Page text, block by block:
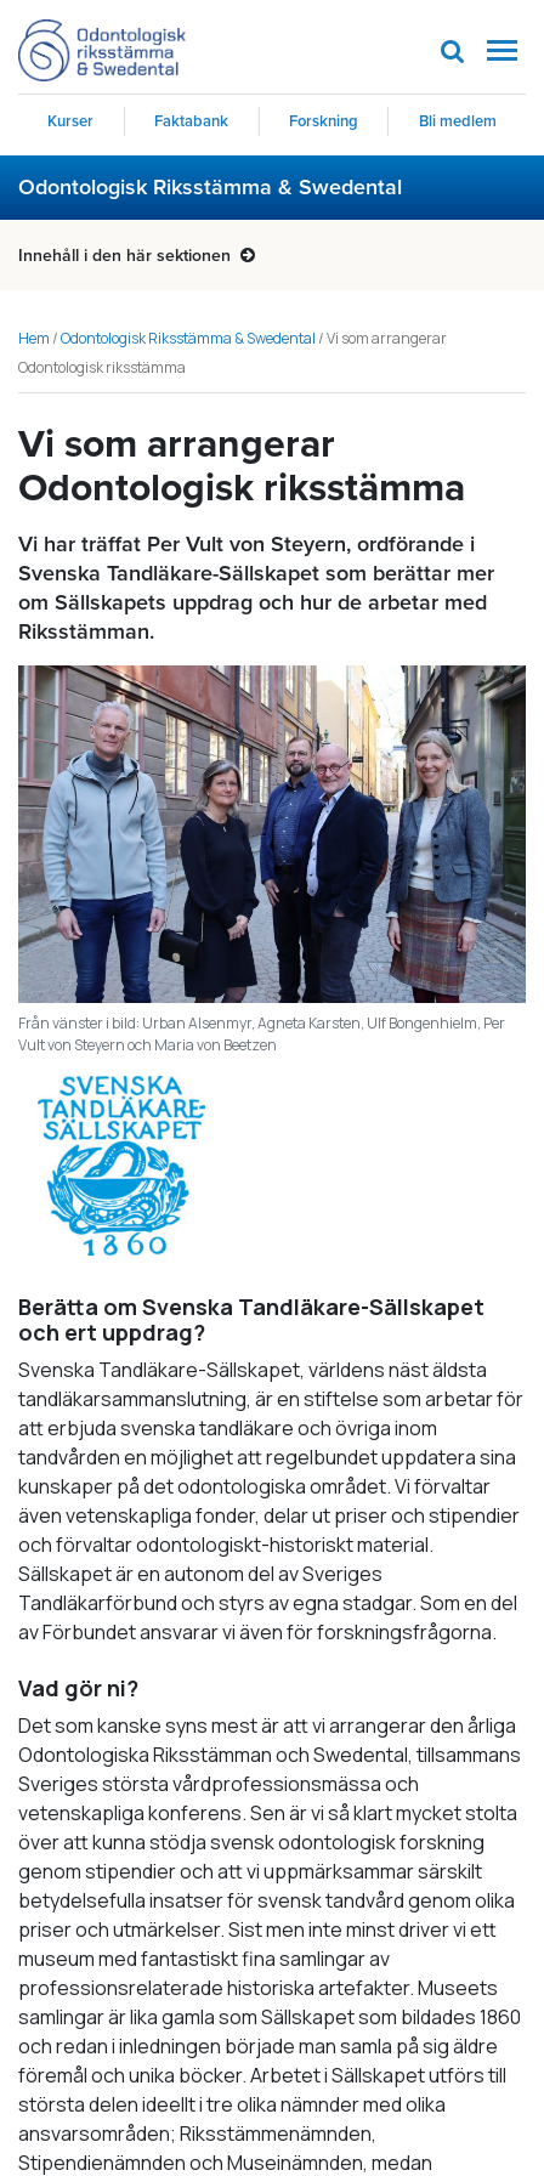
Kurser Faktabank Forskning Bli medlem
Odontologisk Riksstämma & Swedental
Innehåll i den här sektionen
Hem /Odontologisk Riksstämma & Swedental /Vi som arrangerar
Odontologisk riksstämma
Vi som arrangerar
Odontologisk riksstämma
Vi har träffat Per Vult von Steyern, ordförande i
Svenska Tandläkare-Sällskapet som berättar mer
om Sällskapets uppdrag och hur de arbetar med
Riksstämman.
Från vänster i bild: Urban Alsenmyr, Agneta Karsten, Ulf Bongenhielm, Per
Vult von Steyern och Maria von Beetzen
Berätta om Svenska Tandläkare-Sällskapet
och ert uppdrag?
Svenska Tandläkare-Sällskapet, världens näst äldsta
tandläkarsammanslutning, är en stiftelse som arbetar för
att erbjuda svenska tandläkare och övriga inom
tandvården en möjlighet att regelbundet uppdatera sina
kunskaper på det odontologiska området. Vi förvaltar
även vetenskapliga fonder, delar ut priser och stipendier
och förvaltar odontologiskt-historiskt material.
Sällskapet är en autonom del av Sveriges
Tandläkarförbund och styrs av egna stadgar. Som en del
av Förbundet ansvarar vi även för forskningsfrågorna.
Vad gör ni?
Det som kanske syns mest är att vi arrangerar den årliga
Odontologiska Riksstämman och Swedental, tillsammans
Sveriges största vårdprofessionsmässa och
vetenskapliga konferens. Sen är vi så klart mycket stolta
över att kunna stödja svensk odontologisk forskning
genom stipendier och att vi uppmärksammar särskilt
betydelsefulla insatser för svensk tandvård genom olika
priser och utmärkelser. Sist men inte minst driver vi ett
museum med fantastiskt fina samlingar av
professionsrelaterade historiska artefakter. Museets
samlingar är lika gamla som Sällskapet som bildades 1860
och redan i inledningen började man samla på sig äldre
föremål och unika böcker. Arbetet i Sällskapet utförs till
största delen ideellt i tre olika nämnder med olika
ansvarsområden; Riksstämmenämnden,
Stipendienämnden och Museinämnden, medan